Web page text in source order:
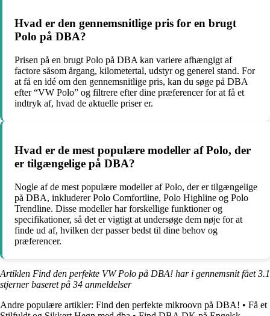
Hvad er den gennemsnitlige pris for en brugt
Polo på DBA?
Prisen på en brugt Polo på DBA kan variere afhængigt af
factore såsom årgang, kilometertal, udstyr og generel stand. For
at få en idé om den gennemsnitlige pris, kan du søge på DBA
efter “VW Polo” og filtrere efter dine præferencer for at få et
indtryk af, hvad de aktuelle priser er.
Hvad er de mest populære modeller af Polo, der
er tilgængelige på DBA?
Nogle af de mest populære modeller af Polo, der er tilgængelige
på DBA, inkluderer Polo Comfortline, Polo Highline og Polo
Trendline. Disse modeller har forskellige funktioner og
specifikationer, så det er vigtigt at undersøge dem nøje for at
finde ud af, hvilken der passer bedst til dine behov og
præferencer.
Artiklen Find den perfekte VW Polo på DBA! har i gennemsnit fået3.1
stjerner baseret på 34 anmeldelser
Andre populære artikler: Find den perfekte mikroovn på DBA! • Få et